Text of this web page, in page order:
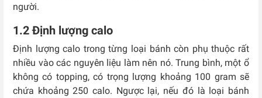
người.
1.2 Định lượng calo
Định lượng calo trong từng loại bánh còn phụ thuộc rất
nhiều vào các nguyên liệu làm nên nó. Trung bình, một ổ
không có topping, có trọng lượng khoảng 100 gram sẽ
chứa khoảng 250 calo. Ngược lại, nếu đó là loại bánh